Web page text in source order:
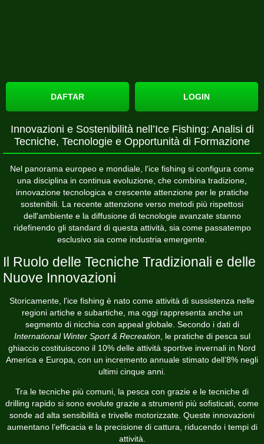
DAFTAR LOGIN
Innovazioni e Sostenibilità nell’Ice Fishing: Analisi di
Tecniche, Tecnologie e Opportunità di Formazione
Nel panorama europeo e mondiale, l'ice fishing si configura come
una disciplina in continua evoluzione, che combina tradizione,
innovazione tecnologica e crescente attenzione per le pratiche
sostenibili. La recente attenzione verso metodi più rispettosi
dell'ambiente e la diffusione di tecnologie avanzate stanno
ridefinendo gli standard di questa attività, sia come passatempo
esclusivo sia come industria emergente.
Il Ruolo delle Tecniche Tradizionali e delle
Nuove Innovazioni
Storicamente, l'ice fishing è nato come attività di sussistenza nelle
regioni artiche e subartiche, ma oggi rappresenta anche un
segmento di nicchia con appeal globale. Secondo i dati di
International Winter Sport & Recreation, le pratiche di pesca sul
ghiaccio costituiscono il 10% delle attività sportive invernali in Nord
America e Europa, con un incremento annuale stimato dell’8% negli
ultimi cinque anni.
Tra le tecniche più comuni, la pesca con grazie e le tecniche di
drilling rapido si sono evolute grazie a strumenti più sofisticati, come
sonde ad alta sensibilità e trivelle motorizzate. Queste innovazioni
aumentano l’efficacia e la precisione di cattura, riducendo i tempi di
attività.